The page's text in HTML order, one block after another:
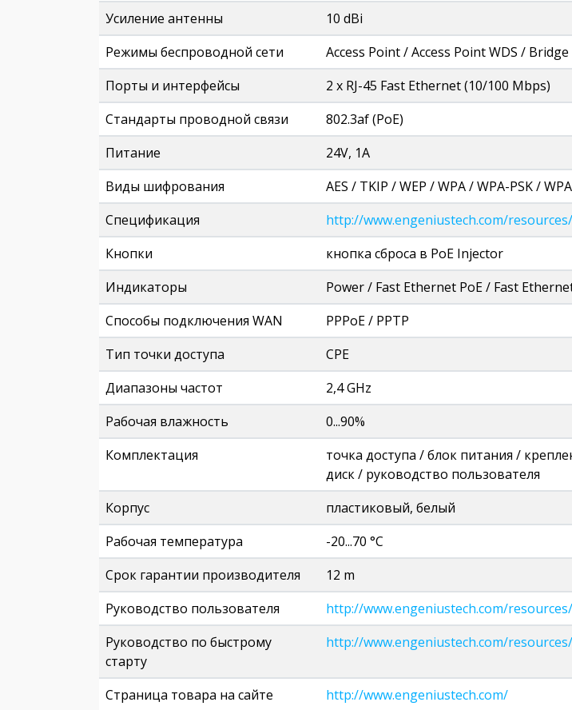
Усиление антенны
10 dBi
Режимы беспроводной сети
Access Point / Access Point WDS / Bridge
Порты и интерфейсы
2 х RJ-45 Fast Ethernet (10/100 Mbps)
Стандарты проводной связи
802.3af (PoE)
Питание
24V, 1A
Виды шифрования
AES / TKIP / WEP / WPA / WPA-PSK /
Спецификация
http://www.engeniustech.com/
Кнопки
кнопка сброса в PoE Injector
Индикаторы
Power / Fast Ethernet PoE / Fast
Способы подключения WAN
PPPoE / PPTP
Тип точки доступа
CPE
Диапазоны частот
2,4 GHz
Рабочая влажность
0...90%
Комплектация
точка доступа / блок питания /
диск / руководство пользователя
Корпус
пластиковый, белый
Рабочая температура
-20...70 °C
Срок гарантии производителя
12 m
Руководство пользователя
http://www.engeniustech.com/
Руководство по быстрому
старту
http://www.engeniustech.com/
Страница товара на сайте
http://www.engeniustech.com/